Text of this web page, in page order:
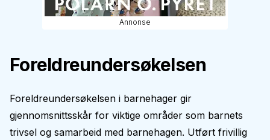
Annonse
Foreldreundersøkelsen
Foreldreundersøkelsen i barnehager gir
gjennomsnittsskår for viktige områder som barnets
trivsel og samarbeid med barnehagen. Utført frivillig